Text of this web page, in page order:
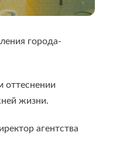
города-
оттеснении
жизни.
агентства